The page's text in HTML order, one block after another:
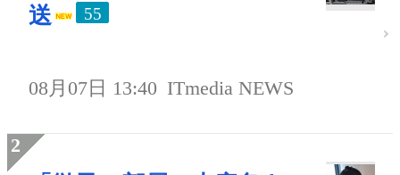
送
55
08月07日 13:40 ITmedia NEWS